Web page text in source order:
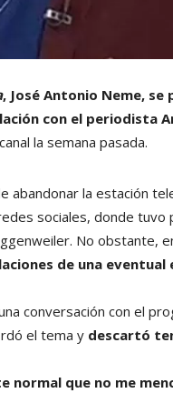
, José Antonio Neme,
con el periodista
la semana pasada.
abandonar la estación
sociales, donde
No obstante,
de una eventual
conversación con el
el tema y descartó
normal que no me